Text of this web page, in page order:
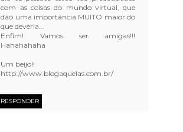
com as coisas do mundo virtual, que
dão uma importância MUITO maior do
que deveria...
Enfim! Vamos ser amigas!!!
Hahahahaha
Um beijo!!
http://www.blogaquelas.com.br/
RESPONDER